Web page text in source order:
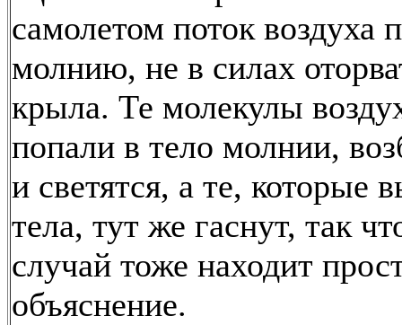
самолетом поток воздуха
молнию, не в силах
крыла. Те молекулы
попали в тело молнии,
и светятся, а те, которые
тела, тут же гаснут, так
случай тоже находит
объяснение.